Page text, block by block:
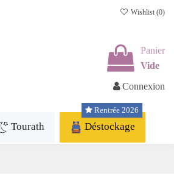
Wishlist (0)
Panier
Vide
Connexion
Tourath Déstockage
Rentrée 2026